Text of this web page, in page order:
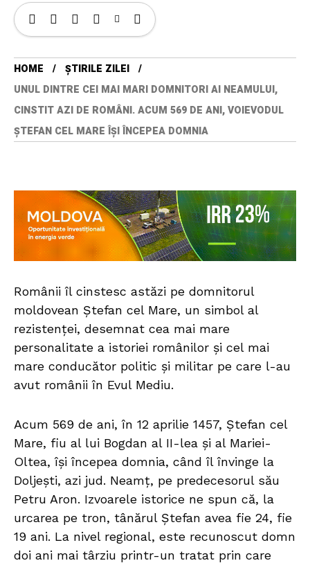
HOME
ȘTIRILE ZILEI
UNUL DINTRE CEI MAI MARI DOMNITORI AI NEAMULUI,
CINSTIT AZI DE ROMÂNI. ACUM 569 DE ANI, VOIEVODUL
ȘTEFAN CEL MARE ÎȘI ÎNCEPEA DOMNIA
Românii îl cinstesc astăzi pe domnitorul
moldovean Ștefan cel Mare, un simbol al
rezistenței, desemnat cea mai mare
personalitate a istoriei românilor și cel mai
mare conducător politic și militar pe care l-au
avut românii în Evul Mediu.
Acum 569 de ani, în 12 aprilie 1457, Ștefan cel
Mare, fiu al lui Bogdan al II-lea și al Mariei-
Oltea, își începea domnia, când îl învinge la
Doljești, azi jud. Neamț, pe predecesorul său
Petru Aron. Izvoarele istorice ne spun că, la
urcarea pe tron, tânărul Ștefan avea fie 24, fie
19 ani. La nivel regional, este recunoscut domn
doi ani mai târziu printr-un tratat prin care